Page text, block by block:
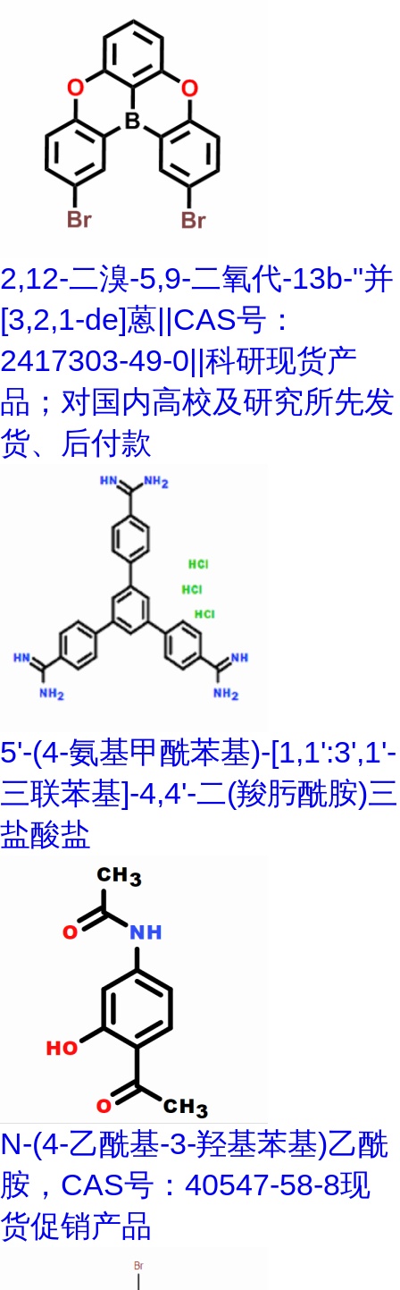
2,12-二溴-5,9-二氧代-13b-"并
[3,2,1-de]蒽||CAS号：
2417303-49-0||科研现货产
品；对国内高校及研究所先发
货、后付款
5'-(4-氨基甲酰苯基)-[1,1':3',1'-
三联苯基]-4,4'-二(羧肟酰胺)三
盐酸盐
N-(4-乙酰基-3-羟基苯基)乙酰
胺，CAS号：40547-58-8现
货促销产品